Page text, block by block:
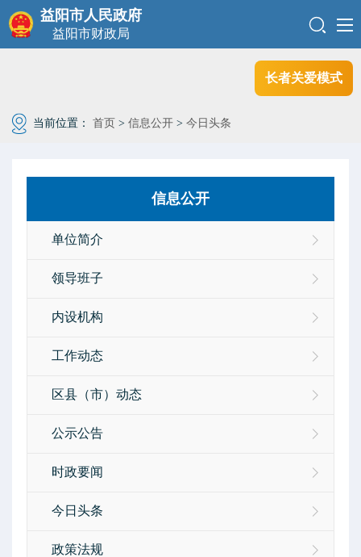
长者关爱模式
益阳市人民政府
益阳市财政局
当前位置： 首页 > 信息公开 > 今日头条
信息公开
单位简介
领导班子
内设机构
工作动态
区县（市）动态
公示公告
时政要闻
今日头条
政策法规